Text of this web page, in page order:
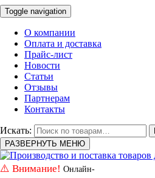
Toggle navigation
О компании
Оплата и доставка
Прайс-лист
Новости
Статьи
Отзывы
Партнерам
Контакты
Искать:
РАЗВЕРНУТЬ МЕНЮ
⚠️ Внимание! Онлайн-